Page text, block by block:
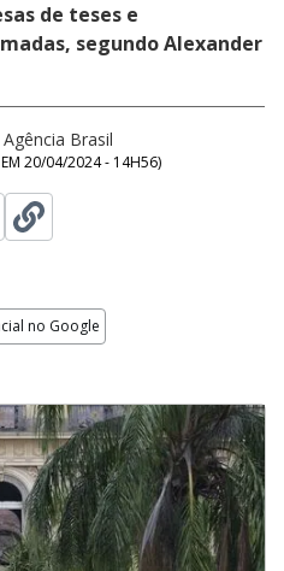
de teses e
segundo Alexander
Brasil
20/04/2024 - 14H56)
no Google